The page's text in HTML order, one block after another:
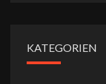
KATEGORIEN